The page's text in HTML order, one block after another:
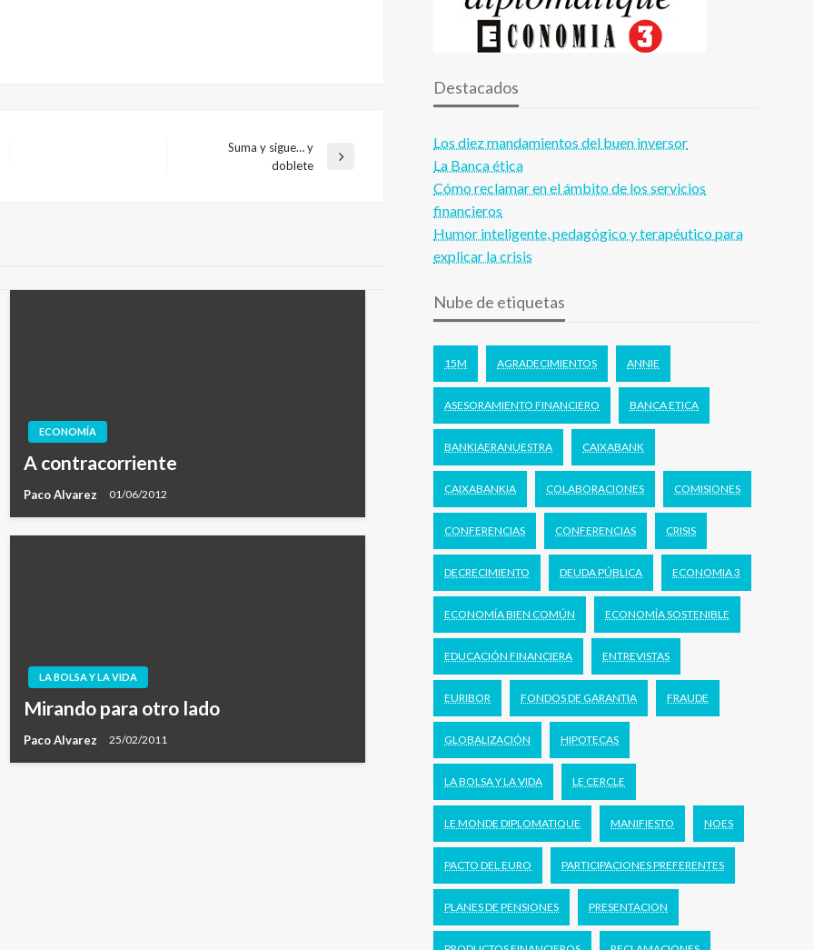
Suma y sigue… y
doblete
ECONOMÍA
A contracorriente
Paco Alvarez 01/06/2012
LA BOLSA Y LA VIDA
Mirando para otro lado
Paco Alvarez 25/02/2011
Destacados
Los diez mandamientos del buen inversor
La Banca ética
Cómo reclamar en el ámbito de los servicios
financieros
Humor inteligente, pedagógico y terapéutico para
explicar la crisis
Nube de etiquetas
15M AGRADECIMIENTOS ANNIE
ASESORAMIENTO FINANCIERO BANCA ETICA
BANKIAERANUESTRA CAIXABANK
CAIXABANKIA COLABORACIONES COMISIONES
CONFERENCIAS CONFERENCIAS CRISIS
DECRECIMIENTO DEUDA PÚBLICA ECONOMIA 3
ECONOMÍA BIEN COMÚN ECONOMÍA SOSTENIBLE
EDUCACIÓN FINANCIERA ENTREVISTAS
EURIBOR FONDOS DE GARANTIA FRAUDE
GLOBALIZACIÓN HIPOTECAS
LA BOLSA Y LA VIDA LE CERCLE
LE MONDE DIPLOMATIQUE MANIFIESTO NOES
PACTO DEL EURO PARTICIPACIONES PREFERENTES
PLANES DE PENSIONES PRESENTACION